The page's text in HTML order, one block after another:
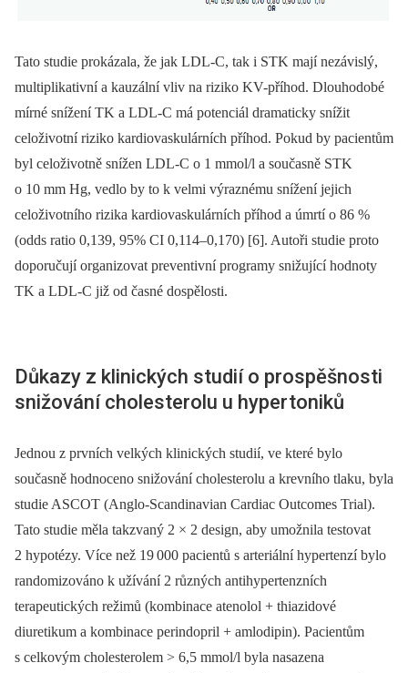
Tato studie prokázala, že jak LDL-C, tak i STK mají nezávislý,
multiplikativní a kauzální vliv na riziko KV-příhod. Dlouhodobé
mírné snížení TK a LDL-C má potenciál dramaticky snížit
celoživotní riziko kardiovaskulárních příhod. Pokud by pacientům
byl celoživotně snížen LDL-C o 1 mmol/l a současně STK
o 10 mm Hg, vedlo by to k velmi výraznému snížení jejich
celoživotního rizika kardiovaskulárních příhod a úmrtí o 86 %
(odds ratio 0,139, 95% CI 0,114–0,170) [6]. Autoři studie proto
doporučují organizovat preventivní programy snižující hodnoty
TK a LDL-C již od časné dospělosti.
Důkazy z klinických studií o prospěšnosti
snižování cholesterolu u hypertoniků
Jednou z prvních velkých klinických studií, ve které bylo
současně hodnoceno snižování cholesterolu a krevního tlaku, byla
studie ASCOT (Anglo-Scandinavian Cardiac Outcomes Trial).
Tato studie měla takzvaný 2 × 2 design, aby umožnila testovat
2 hypotézy. Více než 19 000 pacientů s arteriální hypertenzí bylo
randomizováno k užívání 2 různých antihypertenzních
terapeutických režimů (kombinace atenolol + thiazidové
diuretikum a kombinace perindopril + amlodipin). Pacientům
s celkovým cholesterolem > 6,5 mmol/l byla nasazena